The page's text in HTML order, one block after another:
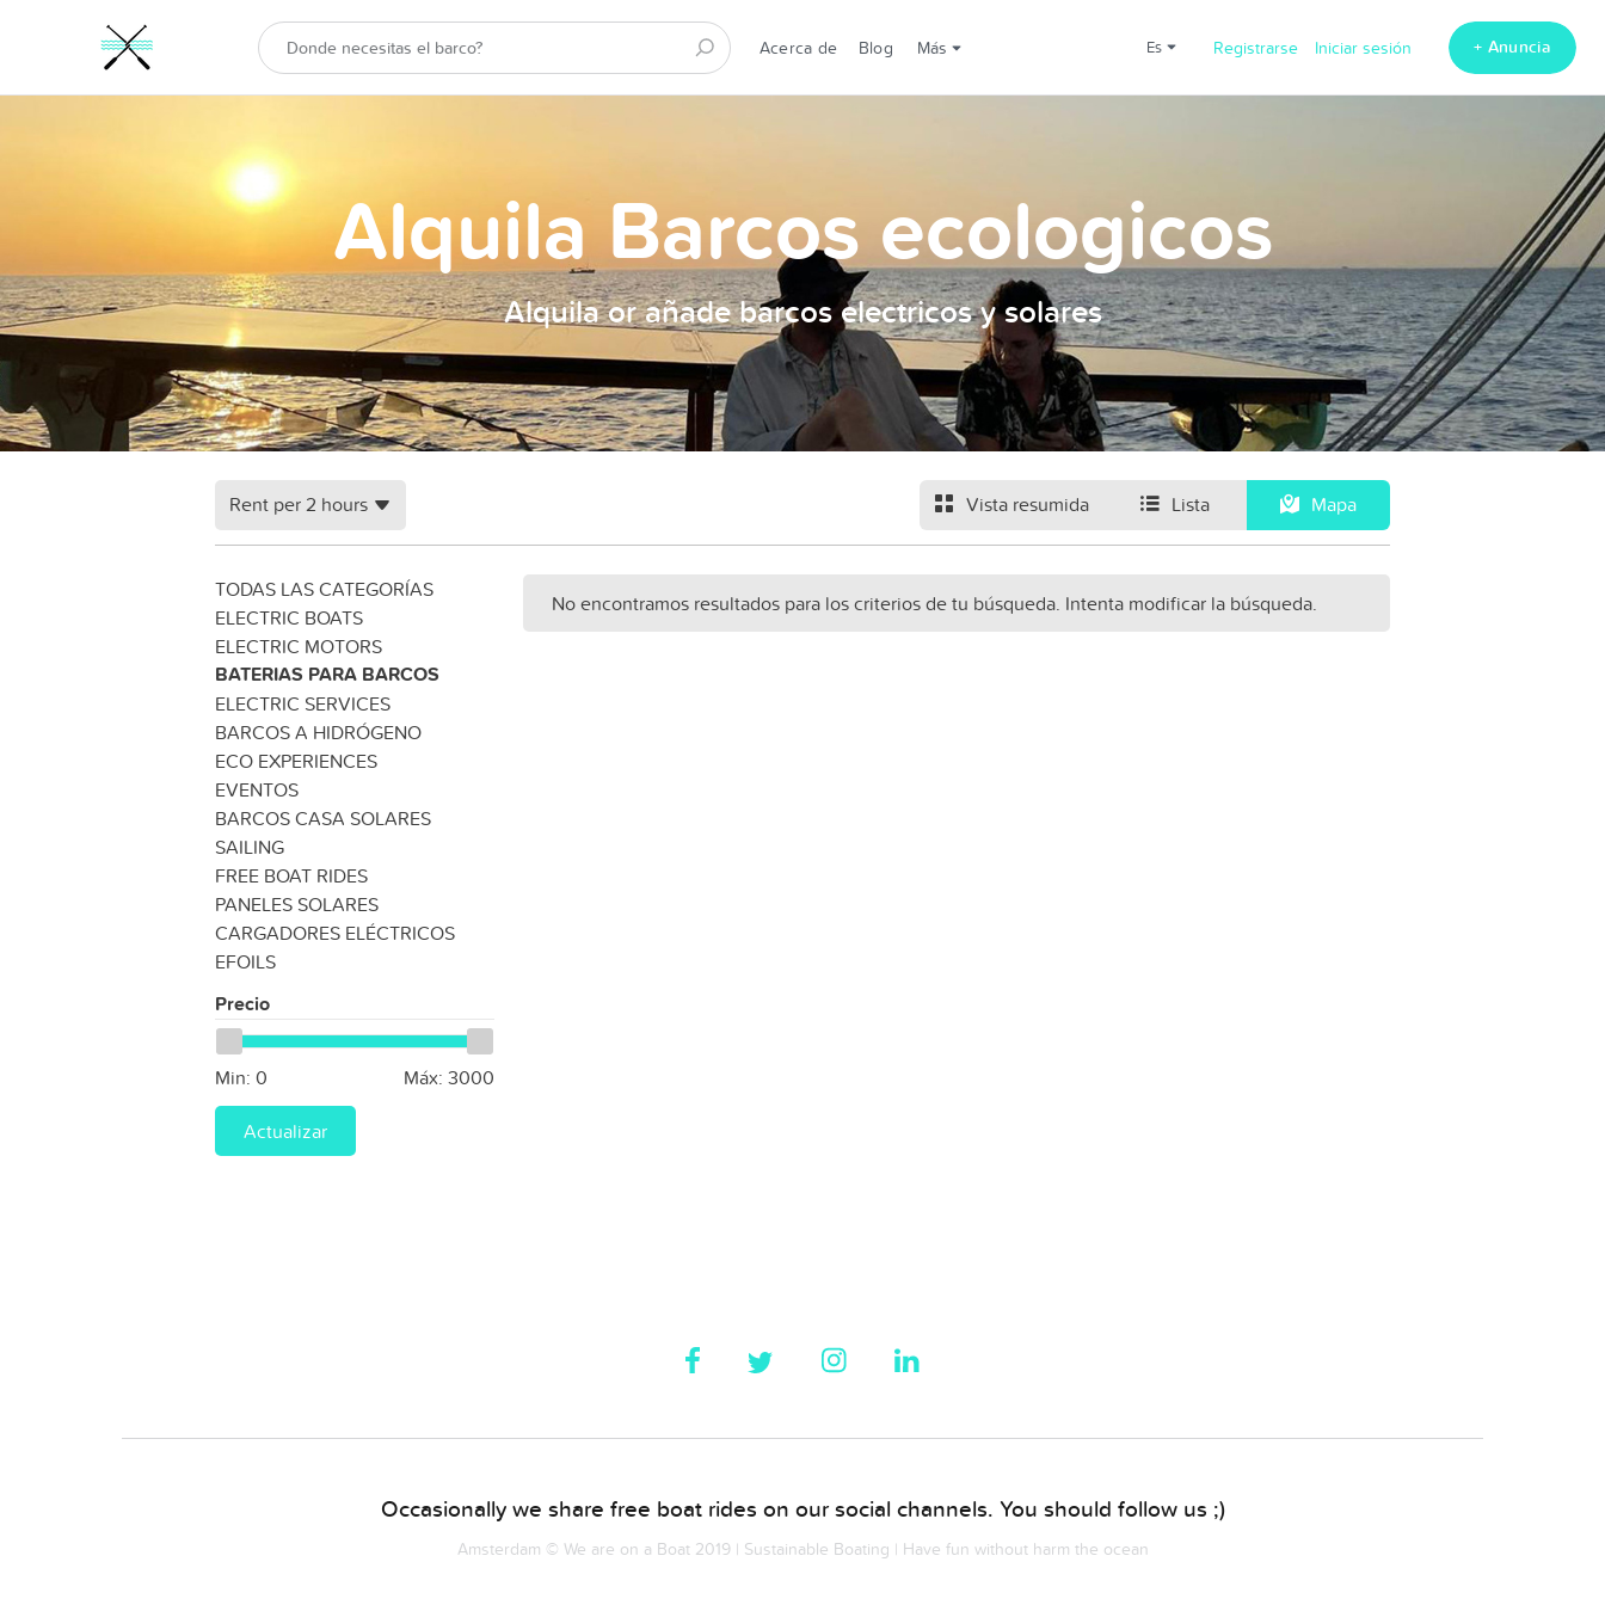
Acerca de Blog Más es Registrarse Iniciar sesión + Anuncia
Alquila Barcos ecologicos
Alquila or añade barcos electricos y solares
Vista resumida Lista Mapa
Rent per 2 hours
TODAS LAS CATEGORÍAS
ELECTRIC BOATS
ELECTRIC MOTORS
BATERIAS PARA BARCOS
ELECTRIC SERVICES
BARCOS A HIDRÓGENO
ECO EXPERIENCES
EVENTOS
BARCOS CASA SOLARES
SAILING
FREE BOAT RIDES
PANELES SOLARES
CARGADORES ELÉCTRICOS
EFOILS
Precio
Min: 0 Máx: 3000
Actualizar
No encontramos resultados para los criterios de tu búsqueda. Intenta modificar la búsqueda.
Occasionally we share free boat rides on our social channels. You should follow us ;)
Amsterdam © We are on a Boat 2019 | Sustainable Boating | Have fun without harm the ocean